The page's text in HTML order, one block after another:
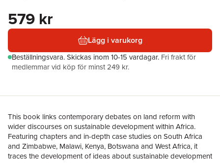
579 kr
Lägg i varukorg
Beställningsvara.Skickas inom 10-15 vardagar. Fri frakt för
medlemmar vid köp för minst 249 kr.
This book links contemporary debates on land reform with
wider discourses on sustainable development within Africa.
Featuring chapters and in-depth case studies on South Africa
and Zimbabwe, Malawi, Kenya, Botswana and West Africa, it
traces the development of ideas about sustainable development